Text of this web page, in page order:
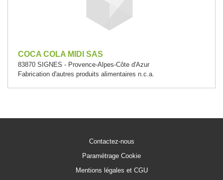
COCA COLA MIDI SAS
83870 SIGNES - Provence-Alpes-Côte d'Azur
Fabrication d'autres produits alimentaires n.c.a.
Contactez-nous
Paramétrage Cookie
Mentions légales et CGU